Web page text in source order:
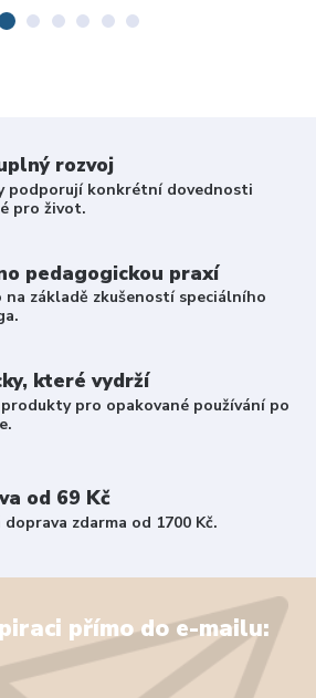
rozvoj
podporují konkrétní dovednosti
pro život.
pedagogickou praxí
na základě zkušeností speciálního
které vydrží
pro opakované používání po
od 69 Kč
zdarma od 1700 Kč.
přímo do e-mailu: